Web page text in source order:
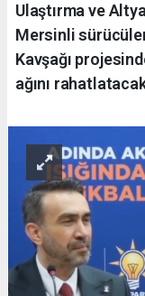
Ulaştırma ve
Mersinli
Kavşağı
ağını